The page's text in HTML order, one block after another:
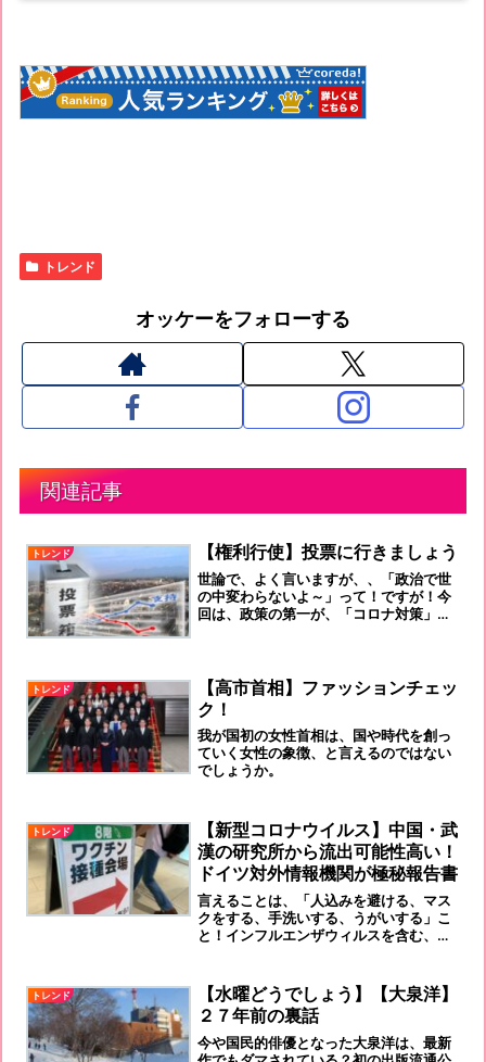
トレンド
オッケーをフォローする
関連記事
トレンド 【権利行使】投票に行きましょう
世論で、よく言いますが、、「政治で世
の中変わらないよ～」って！ですが！今
回は、政策の第一が、「コロナ対策」で
トレンド
【高市首相】ファッションチェッ
ク！
我が国初の女性首相は、国や時代を創っ
ていく女性の象徴、と言えるのではない
でしょうか。
トレンド
【新型コロナウイルス】中国・武
漢の研究所から流出可能性高い！
ドイツ対外情報機関が極秘報告書
言えることは、「人込みを避ける、マス
クをする、手洗いする、うがいする」こ
と！インフルエンザウィルスを含む、ウ
トレンド
【水曜どうでしょう】【大泉洋】
２７年前の裏話
今や国民的俳優となった大泉洋は、最新